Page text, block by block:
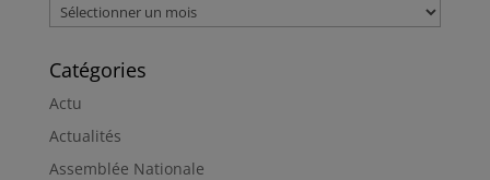
Archives
Catégories
Actu
Actualités
Assemblée Nationale